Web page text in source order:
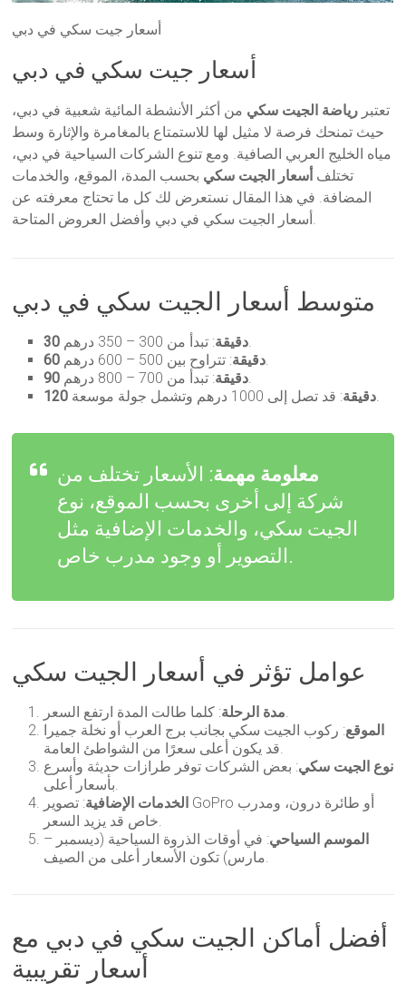
أسعار جيت سكي في دبي
أسعار جيت سكي في دبي
تعتبر رياضة الجيت سكي من أكثر الأنشطة المائية شعبية في دبي،
حيث تمنحك فرصة لا مثيل لها للاستمتاع بالمغامرة والإثارة وسط
مياه الخليج العربي الصافية. ومع تنوع الشركات السياحية في دبي،
تختلف أسعار الجيت سكي بحسب المدة، الموقع، والخدمات
المضافة. في هذا المقال نستعرض لك كل ما تحتاج معرفته عن
أسعار الجيت سكي في دبي وأفضل العروض المتاحة.
متوسط أسعار الجيت سكي في دبي
30 دقيقة: تبدأ من 300 – 350 درهم.
60 دقيقة: تتراوح بين 500 – 600 درهم.
90 دقيقة: تبدأ من 700 – 800 درهم.
120 دقيقة: قد تصل إلى 1000 درهم وتشمل جولة موسعة.
معلومة مهمة: الأسعار تختلف من
شركة إلى أخرى بحسب الموقع، نوع
الجيت سكي، والخدمات الإضافية مثل
التصوير أو وجود مدرب خاص.
عوامل تؤثر في أسعار الجيت سكي
مدة الرحلة: كلما طالت المدة ارتفع السعر.
الموقع: ركوب الجيت سكي بجانب برج العرب أو نخلة جميرا
قد يكون أعلى سعرًا من الشواطئ العامة.
نوع الجيت سكي: بعض الشركات توفر طرازات حديثة وأسرع
بأسعار أعلى.
الخدمات الإضافية: تصوير GoPro أو طائرة درون، ومدرب
خاص قد يزيد السعر.
الموسم السياحي: في أوقات الذروة السياحية (ديسمبر –
مارس) تكون الأسعار أعلى من الصيف.
أفضل أماكن الجيت سكي في دبي مع
أسعار تقريبية